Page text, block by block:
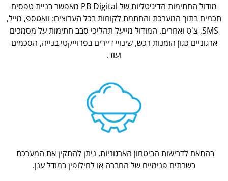
מודול החתימות הדיגיטליות של PB Digital מאפשר בניית טפסים
חכמים בתוך המערכת והחתמת לקוחות בכל הערוצים: וואטספ, מייל,
SMS, צ'ט ואחרים. המודול מייעל תהליכי סבב חתימות על מסמכים
ארגוניים כגון הזמנות רכש, שינויי דיירים בפרוייקטי בנייה, הסכמים
ועוד.
בהתאם לדרישות הביטחון הארגוניות, ניתן להתקין את המערכת
בשרתים פנימיים של החברה או לחילופין במודל ענן.